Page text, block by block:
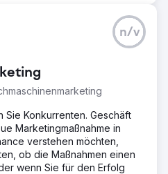
n/v
Sie Konkurrenten. Geschäft
Marketingmaßnahme in
verstehen möchten,
ob die Maßnahmen einen
wenn Sie für den Erfolg